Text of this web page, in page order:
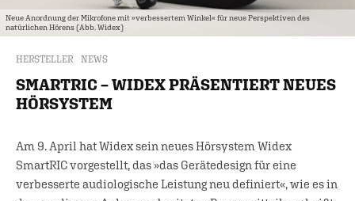
Neue Anordnung der Mikrofone mit »verbessertem Winkel« für neue Perspektiven des
natürlichen Hörens (Abb. Widex)
HERSTELLER NEWS
SMARTRIC – WIDEX PRÄSENTIERT NEUES
HÖRSYSTEM
Am 9. April hat Widex sein neues Hörsystem Widex
SmartRIC vorgestellt, das »das Gerätedesign für eine
verbesserte audiologische Leistung neu definiert«, wie es in